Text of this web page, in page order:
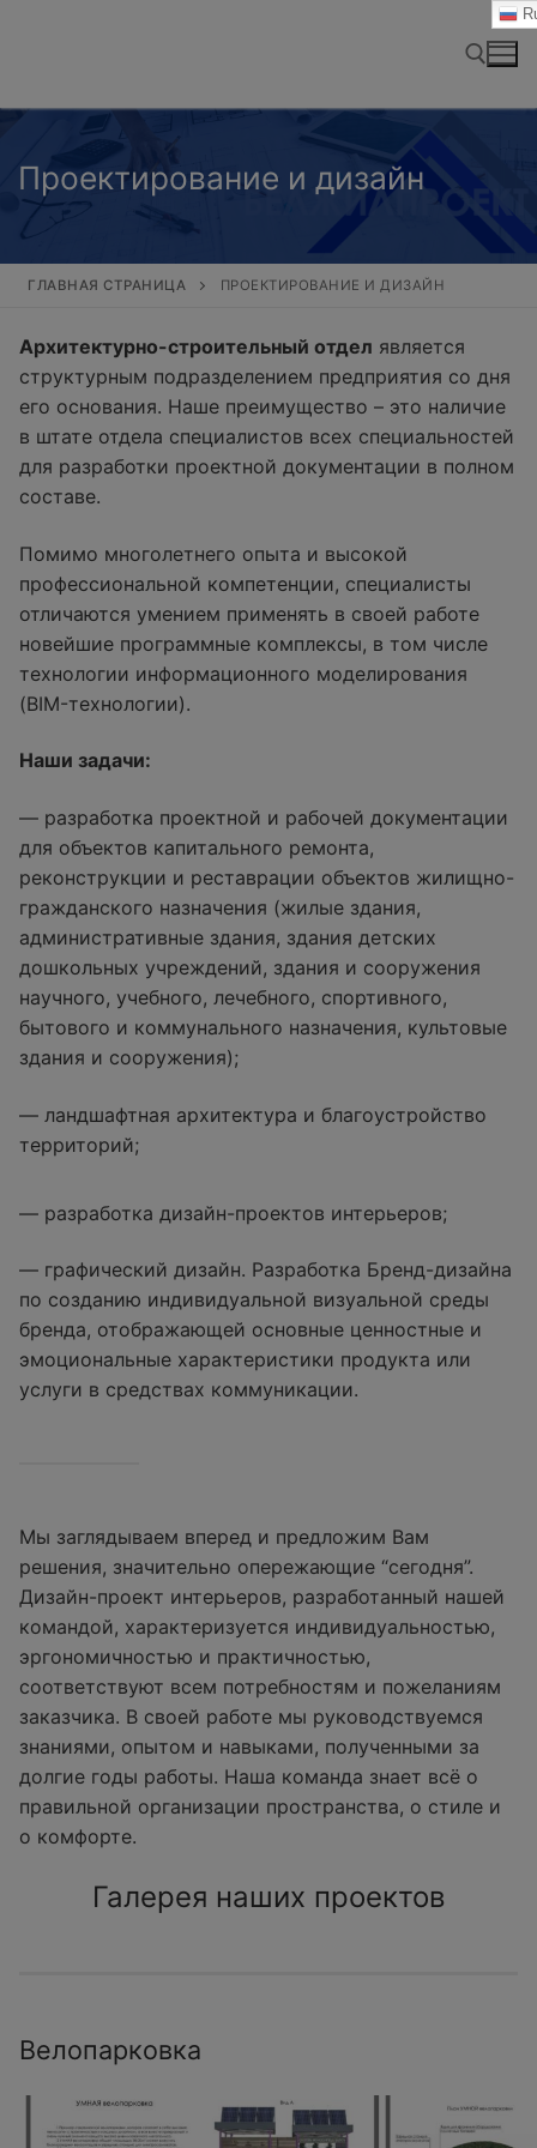
Проектирование и дизайн
ГЛАВНАЯ СТРАНИЦА ПРОЕКТИРОВАНИЕ И ДИЗАЙН
Архитектурно-строительный отдел является
структурным подразделением предприятия со дня
его основания. Наше преимущество – это наличие
в штате отдела специалистов всех специальностей
для разработки проектной документации в полном
составе.
Помимо многолетнего опыта и высокой
профессиональной компетенции, специалисты
отличаются умением применять в своей работе
новейшие программные комплексы, в том числе
технологии информационного моделирования
(BIM-технологии).
Наши задачи:
— разработка проектной и рабочей документации
для объектов капитального ремонта,
реконструкции и реставрации объектов жилищно-
гражданского назначения (жилые здания,
административные здания, здания детских
дошкольных учреждений, здания и сооружения
научного, учебного, лечебного, спортивного,
бытового и коммунального назначения, культовые
здания и сооружения);
— ландшафтная архитектура и благоустройство
территорий;
— разработка дизайн-проектов интерьеров;
— графический дизайн. Разработка Бренд-дизайна
по созданию индивидуальной визуальной среды
бренда, отображающей основные ценностные и
эмоциональные характеристики продукта или
услуги в средствах коммуникации.
Мы заглядываем вперед и предложим Вам
решения, значительно опережающие “сегодня”.
Дизайн-проект интерьеров, разработанный нашей
командой, характеризуется индивидуальностью,
эргономичностью и практичностью,
соответствуют всем потребностям и пожеланиям
заказчика. В своей работе мы руководствуемся
знаниями, опытом и навыками, полученными за
долгие годы работы. Наша команда знает всё о
правильной организации пространства, о стиле и
о комфорте.
Галерея наших проектов
Велопарковка